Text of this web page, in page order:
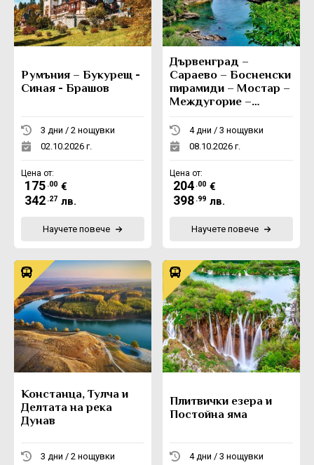
Румъния – Букурещ -
Синая - Брашов
3 дни / 2 нощувки
02.10.2026 г.
Цена от:
175 .00 €
342 .27 лв.
Научете повече
Дървенград –
Сараево – Босненски
пирамиди – Мостар –
Междугорие –
Каменград4 дни / 3 нощувки
08.10.2026 г.
Цена от:
204 .00 €
398 .99 лв.
Научете повече
Констанца, Тулча и
Делтата на река
Дунав
3 дни / 2 нощувки
Плитвички езера и
Постойна яма
4 дни / 3 нощувки